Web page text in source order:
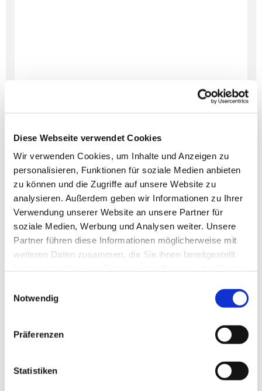
Diese Webseite verwendet Cookies
Wir verwenden Cookies, um Inhalte und Anzeigen zu
personalisieren, Funktionen für soziale Medien anbieten
zu können und die Zugriffe auf unsere Website zu
analysieren. Außerdem geben wir Informationen zu Ihrer
Verwendung unserer Website an unsere Partner für
soziale Medien, Werbung und Analysen weiter. Unsere
Partner führen diese Informationen möglicherweise mit
weiteren Daten zusammen, die Sie ihnen bereitgestellt
Notwendig
Präferenzen
Statistiken